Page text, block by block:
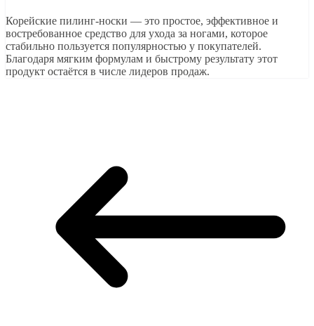
Корейские пилинг-носки — это простое, эффективное и
востребованное средство для ухода за ногами, которое
стабильно пользуется популярностью у покупателей.
Благодаря мягким формулам и быстрому результату этот
продукт остаётся в числе лидеров продаж.